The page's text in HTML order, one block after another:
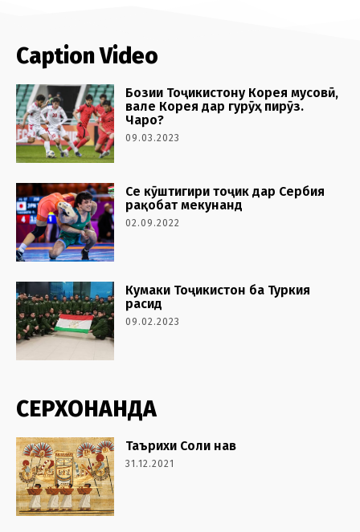
Caption Video
Бозии Тоҷикистону Корея мусовӣ,
вале Корея дар гурӯҳ пирӯз.
Чаро?
09.03.2023
Се кӯштигири тоҷик дар Сербия
рақобат мекунанд
02.09.2022
Кумаки Тоҷикистон ба Туркия
расид
09.02.2023
СЕРХОНАНДА
Таърихи Соли нав
31.12.2021